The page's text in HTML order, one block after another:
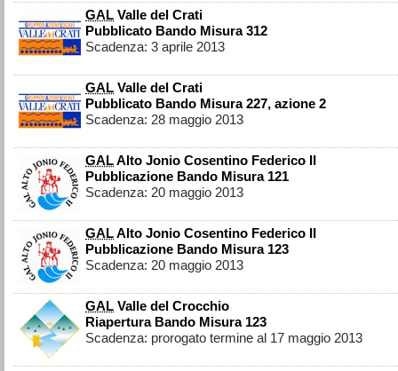
GAL Valle del Crati
Pubblicato Bando Misura 312
Scadenza: 3 aprile 2013
GAL Valle del Crati
Pubblicato Bando Misura 227, azione 2
Scadenza: 28 maggio 2013
GALAlto Jonio Cosentino Federico II
Pubblicazione Bando Misura 121
Scadenza: 20 maggio 2013
GALAlto Jonio Cosentino Federico II
Pubblicazione Bando Misura 123
Scadenza: 20 maggio 2013
GAL Valle del Crocchio
Riapertura Bando Misura 123
Scadenza: prorogato termine al 17 maggio 2013